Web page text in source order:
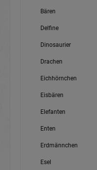
Bären
Delfine
Dinosaurier
Drachen
Eichhörnchen
Eisbären
Elefanten
Enten
Erdmännchen
Esel